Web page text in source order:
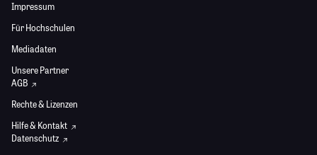
Impressum
Für Hochschulen
Mediadaten
Unsere Partner
AGB
Rechte & Lizenzen
Hilfe & Kontakt
Datenschutz